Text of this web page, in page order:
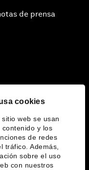
cookies
web se usan
y los
de redes
tráfico. Además,
sobre el uso
con nuestros
de prensa